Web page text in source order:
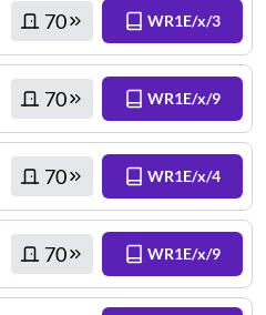
70 WR1E/x/3
70 WR1E/x/9
70 WR1E/x/4
70 WR1E/x/9